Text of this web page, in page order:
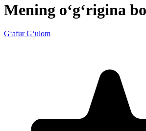
Mening o‘g‘rigina
G‘afur G‘ulom